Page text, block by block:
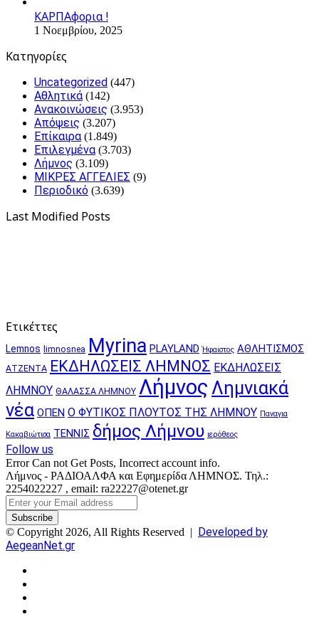
ΚΑΡΠΑφορια !
1 Νοεμβρίου, 2025
Kατηγορίες
Uncategorized (447)
Αθλητικά (142)
Ανακοινώσεις (3.953)
Απόψεις (3.207)
Επίκαιρα (1.849)
Επιλεγμένα (3.703)
Λήμνος (3.109)
ΜΙΚΡΕΣ ΑΓΓΕΛΙΕΣ (9)
Περιοδικό (3.639)
Last Modified Posts
Ετικέττες
Lemnos limnosnea Myrina PLAYLAND Ήφαιστος ΑΘΛΗΤΙΣΜΟΣ
ΑΤΖΕΝΤΑ ΕΚΔΗΛΩΣΕΙΣ ΛΗΜΝΟΣ ΕΚΔΗΛΩΣΕΙΣ
ΛΗΜΝΟΥ ΘΑΛΑΣΣΑ ΛΗΜΝΟΥ Λήμνος Λημνιακά
νέα ΟΠΕΝ Ο ΦΥΤΙΚΟΣ ΠΛΟΥΤΟΣ ΤΗΣ ΛΗΜΝΟΥ Παναγια
Κακαβιώτισα ΤΕΝΝΙΣ δήμος Λήμνου ιερόθεος
Follow us
Error Can not Get Posts, Incorrect account info.
Λήμνος - ΡΑΔΙΟΑΛΦΑ και Εφημερίδα ΛΗΜΝΟΣ. Τηλ.:
2254022227 , email: ra22227@otenet.gr
Enter
your
Email
address
© Copyright 2026, All Rights Reserved | Developed by
AegeanNet.gr